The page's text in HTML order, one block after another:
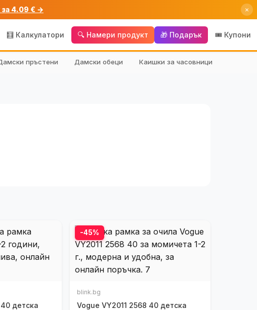
4.09 € → ×
🧮 Калкулатори 🔍 Намери продукт 🎁 Подарък 🎟️ Купони
пръстени Дамски обеци Каишки за часовници
детска
-45%
blink.bg
Vogue VY2011 2568 40 детска